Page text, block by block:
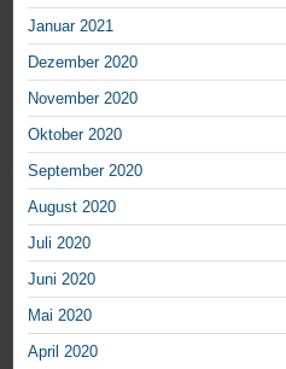
Januar 2021
Dezember 2020
November 2020
Oktober 2020
September 2020
August 2020
Juli 2020
Juni 2020
Mai 2020
April 2020